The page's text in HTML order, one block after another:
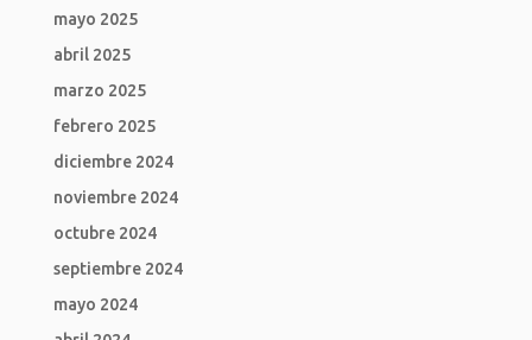
mayo 2025
abril 2025
marzo 2025
febrero 2025
diciembre 2024
noviembre 2024
octubre 2024
septiembre 2024
mayo 2024